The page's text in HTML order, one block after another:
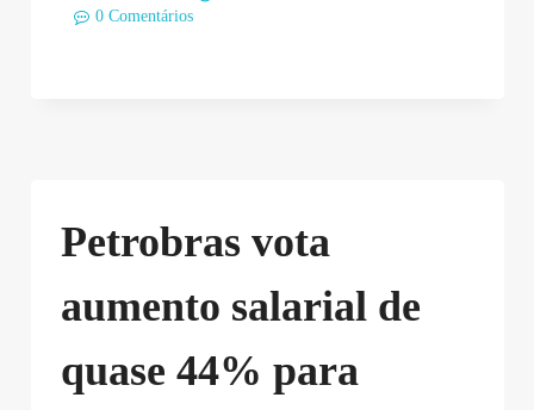
0 Comentários
Petrobras vota
aumento salarial de
quase 44% para